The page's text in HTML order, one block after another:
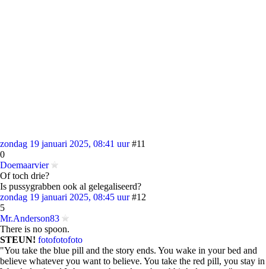
zondag 19 januari 2025, 08:41 uur #11
0
Doemaarvier
Of toch drie?
Is pussygrabben ook al gelegaliseerd?
zondag 19 januari 2025, 08:45 uur #12
5
Mr.Anderson83
There is no spoon.
STEUN! fotofotofoto
"You take the blue pill and the story ends. You wake in your bed and
believe whatever you want to believe. You take the red pill, you stay in